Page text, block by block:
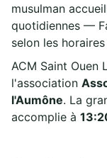
musulman
quotidiennes —
selon les
ACM Saint Ouen
l'association
l'Aumône. La
accomplie à